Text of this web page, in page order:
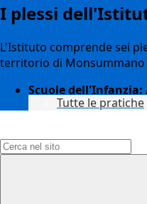
Tutte le pratiche
I plessi
L'Istituto comprende sei
territorio di Monsummano
Scuole dell'Infanzia: